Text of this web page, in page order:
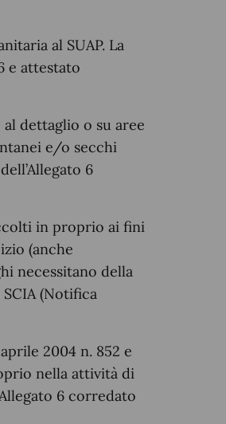
al SUAP. La
e attestato
dettaglio o su aree
e/o secchi
6
in proprio ai fini
(anche
necessitano della
(Notifica
2004 n. 852 e
nella attività di
6 corredato